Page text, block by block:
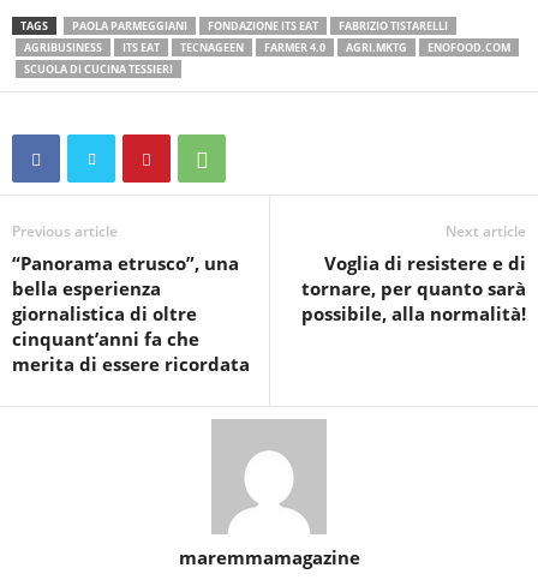
TAGS PAOLA PARMEGGIANI FONDAZIONE ITS EAT
FABRIZIO TISTARELLI
AGRIBUSINESS
ITS EAT TECNAGEEN FARMER 4.0 AGRI.MKTG
ENOFOOD.COM
SCUOLA DI CUCINA TESSIERI
Previous article
“Panorama etrusco”, una
bella esperienza
giornalistica di oltre
cinquant’anni fa che
merita di essere ricordata
Next article
Voglia di resistere e di
tornare, per quanto sarà
possibile, alla normalità!
maremmamagazine